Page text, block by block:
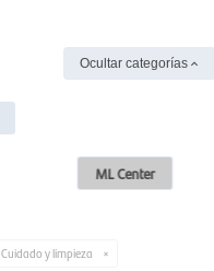
Ocultar categorías
ML Center
Cuidado y limpieza